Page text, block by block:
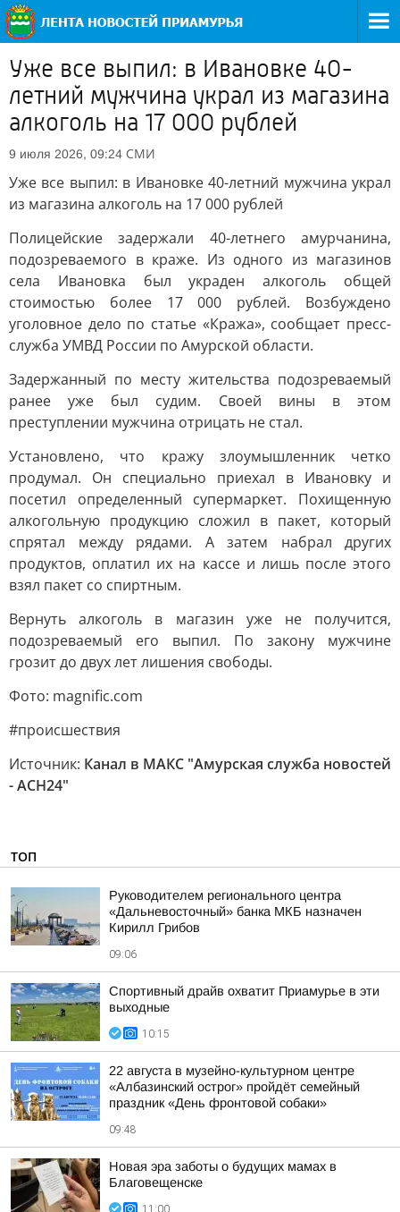
Уже все выпил: в Ивановке 40-
летний мужчина украл из магазина
алкоголь на 17 000 рублей
9 июля 2026, 09:24 СМИ
Уже все выпил: в Ивановке 40-летний мужчина украл
из магазина алкоголь на 17 000 рублей
Полицейские задержали 40-летнего амурчанина,
подозреваемого в краже. Из одного из магазинов
села Ивановка был украден алкоголь общей
стоимостью более 17 000 рублей. Возбуждено
уголовное дело по статье «Кража», сообщает пресс-
служба УМВД России по Амурской области.
Задержанный по месту жительства подозреваемый
ранее уже был судим. Своей вины в этом
преступлении мужчина отрицать не стал.
Установлено, что кражу злоумышленник четко
продумал. Он специально приехал в Ивановку и
посетил определенный супермаркет. Похищенную
алкогольную продукцию сложил в пакет, который
спрятал между рядами. А затем набрал других
продуктов, оплатил их на кассе и лишь после этого
взял пакет со спиртным.
Вернуть алкоголь в магазин уже не получится,
подозреваемый его выпил. По закону мужчине
грозит до двух лет лишения свободы.
Фото: magnific.com
#происшествия
Источник: Канал в МАКС "Амурская служба новостей
- АСН24"
ТОП
Руководителем регионального центра
«Дальневосточный» банка МКБ назначен
Кирилл Грибов
09:06
Спортивный драйв охватит Приамурье в эти
выходные
10:15
22 августа в музейно-культурном центре
«Албазинский острог» пройдёт семейный
праздник «День фронтовой собаки»
09:48
Новая эра заботы о будущих мамах в
Благовещенске
11:00